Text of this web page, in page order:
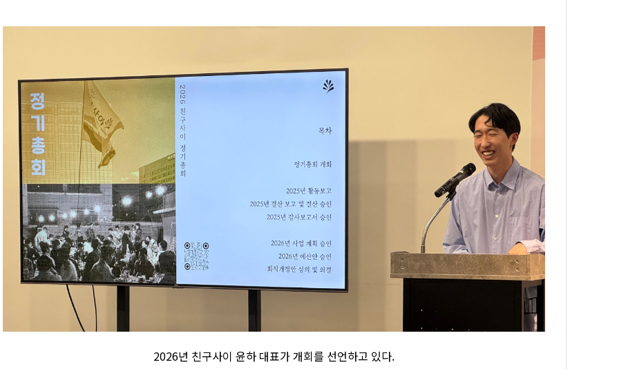
2026년 친구사이 윤하 대표가 개회를 선언하고 있다.